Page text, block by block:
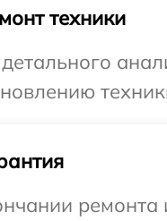
техники
ремонта